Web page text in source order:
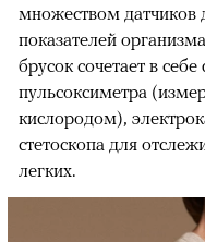
множеством датчиков
показателей
брусок сочетает в
пульсоксиметра
кислородом),
стетоскопа для
легких.